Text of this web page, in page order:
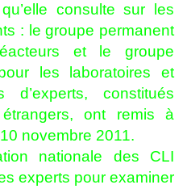
consulte sur les
: le groupe permanent
et le groupe
les laboratoires et
constitués
ont remis à
novembre 2011.
nationale des CLI
experts pour examiner